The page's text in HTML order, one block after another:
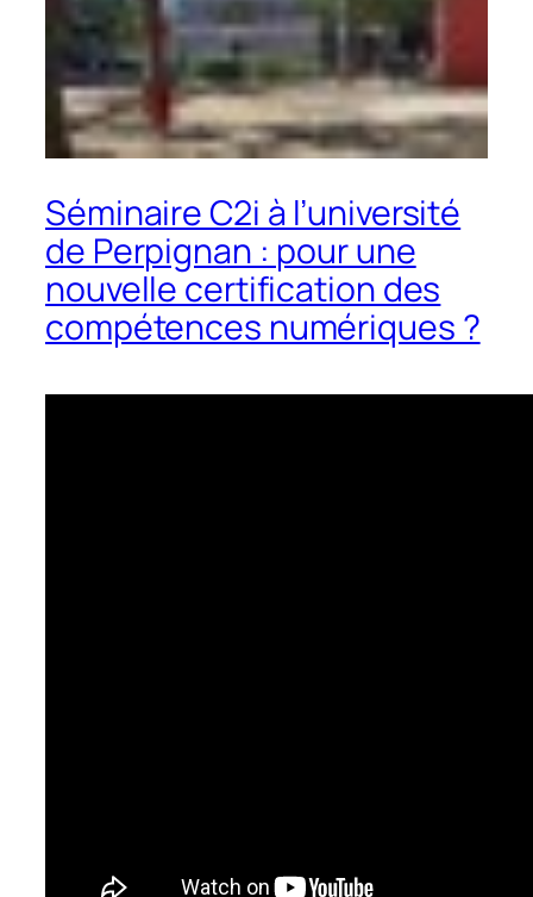
Séminaire C2i à l’université
de Perpignan : pour une
nouvelle certification des
compétences numériques ?